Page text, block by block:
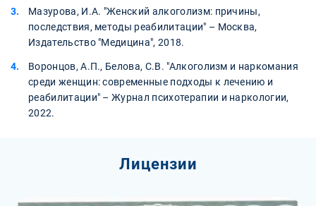
Мазурова, И.А. "Женский алкоголизм: причины,
последствия, методы реабилитации" – Москва,
Издательство "Медицина", 2018.
Воронцов, А.П., Белова, С.В. "Алкоголизм и наркомания
среди женщин: современные подходы к лечению и
реабилитации" – Журнал психотерапии и наркологии,
2022.
Лицензии